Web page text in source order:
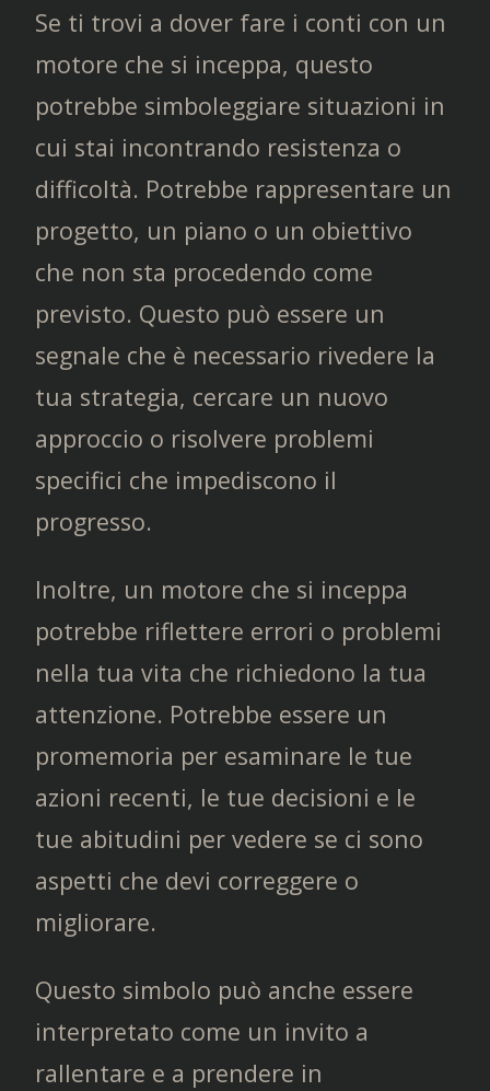
Se ti trovi a dover fare i conti con un
motore che si inceppa, questo
potrebbe simboleggiare situazioni in
cui stai incontrando resistenza o
difficoltà. Potrebbe rappresentare un
progetto, un piano o un obiettivo
che non sta procedendo come
previsto. Questo può essere un
segnale che è necessario rivedere la
tua strategia, cercare un nuovo
approccio o risolvere problemi
specifici che impediscono il
progresso.
Inoltre, un motore che si inceppa
potrebbe riflettere errori o problemi
nella tua vita che richiedono la tua
attenzione. Potrebbe essere un
promemoria per esaminare le tue
azioni recenti, le tue decisioni e le
tue abitudini per vedere se ci sono
aspetti che devi correggere o
migliorare.
Questo simbolo può anche essere
interpretato come un invito a
rallentare e a prendere in